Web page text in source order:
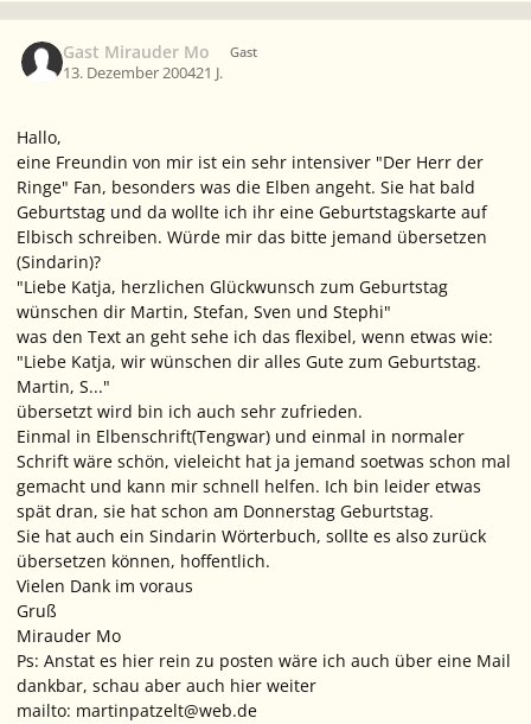
Gast Mirauder Mo Gast
13. Dezember 200421 J.
Hallo,
eine Freundin von mir ist ein sehr intensiver "Der Herr der
Ringe" Fan, besonders was die Elben angeht. Sie hat bald
Geburtstag und da wollte ich ihr eine Geburtstagskarte auf
Elbisch schreiben. Würde mir das bitte jemand übersetzen
(Sindarin)?
"Liebe Katja, herzlichen Glückwunsch zum Geburtstag
wünschen dir Martin, Stefan, Sven und Stephi"
was den Text an geht sehe ich das flexibel, wenn etwas wie:
"Liebe Katja, wir wünschen dir alles Gute zum Geburtstag.
Martin, S..."
übersetzt wird bin ich auch sehr zufrieden.
Einmal in Elbenschrift(Tengwar) und einmal in normaler
Schrift wäre schön, vieleicht hat ja jemand soetwas schon mal
gemacht und kann mir schnell helfen. Ich bin leider etwas
spät dran, sie hat schon am Donnerstag Geburtstag.
Sie hat auch ein Sindarin Wörterbuch, sollte es also zurück
übersetzen können, hoffentlich.
Vielen Dank im voraus
Gruß
Mirauder Mo
Ps: Anstat es hier rein zu posten wäre ich auch über eine Mail
dankbar, schau aber auch hier weiter
mailto: martinpatzelt@web.de